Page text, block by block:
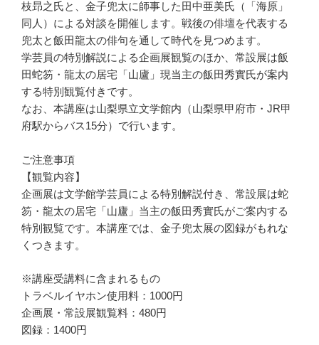
枝昻之氏と、金子兜太に師事した田中亜美氏（「海原」
同人）による対談を開催します。戦後の俳壇を代表する
兜太と飯田龍太の俳句を通して時代を見つめます。
学芸員の特別解説による企画展観覧のほか、常設展は飯
田蛇笏・龍太の居宅「山廬」現当主の飯田秀實氏が案内
する特別観覧付きです。
なお、本講座は山梨県立文学館内（山梨県甲府市・JR甲
府駅からバス15分）で行います。
ご注意事項
【観覧内容】
企画展は文学館学芸員による特別解説付き、常設展は蛇
笏・龍太の居宅「山廬」当主の飯田秀實氏がご案内する
特別観覧です。本講座では、金子兜太展の図録がもれな
くつきます。
※講座受講料に含まれるもの
トラベルイヤホン使用料：1000円
企画展・常設展観覧料：480円
図録：1400円